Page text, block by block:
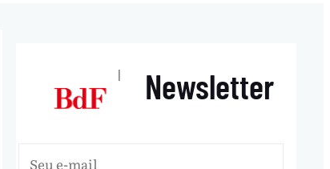
| Newsletter